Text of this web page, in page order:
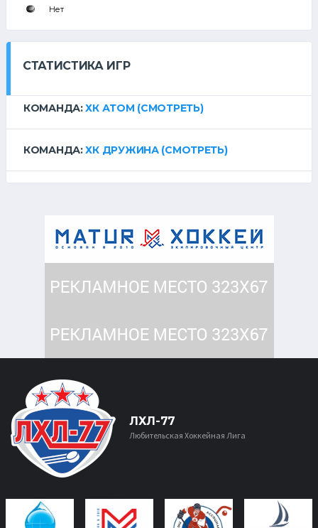
Нет
СТАТИСТИКА ИГР
КОМАНДА:ХК АТОМ (СМОТРЕТЬ)
КОМАНДА:ХК ДРУЖИНА (СМОТРЕТЬ)
ЛХЛ-77
Любительская Хоккейная Лига